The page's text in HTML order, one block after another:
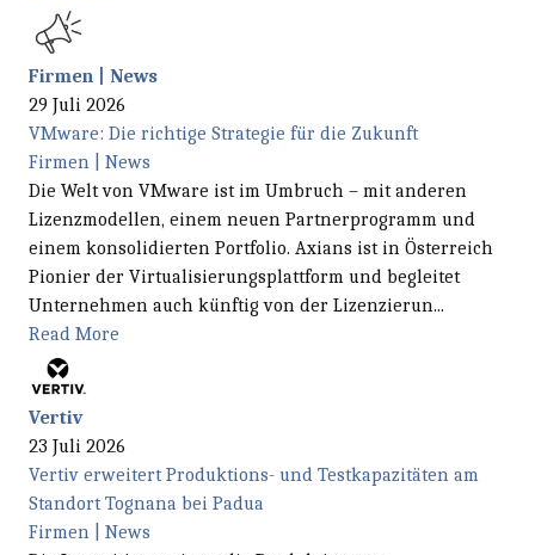
Firmen | News
29 Juli 2026
VMware: Die richtige Strategie für die Zukunft
Firmen | News
Die Welt von VMware ist im Umbruch – mit anderen
Lizenzmodellen, einem neuen Partnerprogramm und
einem konsolidierten Portfolio. Axians ist in Österreich
Pionier der Virtualisierungsplattform und begleitet
Unternehmen auch künftig von der Lizenzierun...
Read More
Vertiv
23 Juli 2026
Vertiv erweitert Produktions- und Testkapazitäten am
Standort Tognana bei Padua
Firmen | News